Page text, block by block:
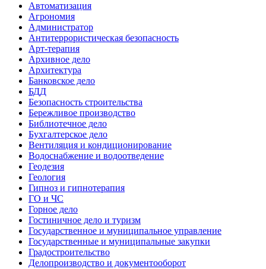
Автоматизация
Агрономия
Администратор
Антитеррористическая безопасность
Арт-терапия
Архивное дело
Архитектура
Банковское дело
БДД
Безопасность строительства
Бережливое производство
Библиотечное дело
Бухгалтерское дело
Вентиляция и кондиционирование
Водоснабжение и водоотведение
Геодезия
Геология
Гипноз и гипнотерапия
ГО и ЧС
Горное дело
Гостиничное дело и туризм
Государственное и муниципальное управление
Государственные и муниципальные закупки
Градостроительство
Делопроизводство и документооборот